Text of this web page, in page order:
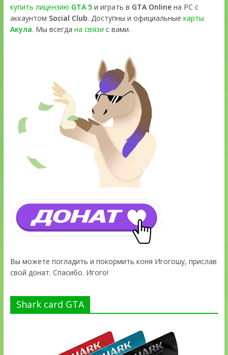
купить лицензию GTA 5и играть в GTA Onlineна PC с
аккаунтом Social Club. Доступны и официальные карты
Акула. Мы всегда на связи с вами.
Вы можете погладить и покормить коня Игогошу, прислав
свой донат. Спасибо. Игого!
Shark card GTA